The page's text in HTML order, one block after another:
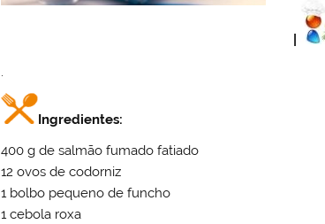
Ingredientes:
400 g de salmão fumado fatiado
12 ovos de codorniz
1 bolbo pequeno de funcho
1 cebola roxa